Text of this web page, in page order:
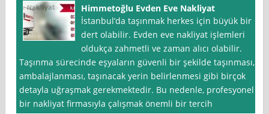
Himmetoğlu Evden Eve Nakliyat
İstanbul‘da taşınmak herkes için büyük bir
dert olabilir. Evden eve nakliyat işlemleri
oldukça zahmetli ve zaman alıcı olabilir.
Taşınma sürecinde eşyaların güvenli bir şekilde taşınması,
ambalajlanması, taşınacak yerin belirlenmesi gibi birçok
detayla uğraşmak gerekmektedir. Bu nedenle, profesyonel
bir nakliyat firmasıyla çalışmak önemli bir tercih